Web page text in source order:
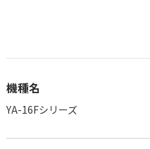
機種名
YA-16Fシリーズ